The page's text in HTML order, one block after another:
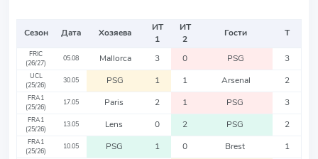
Сезон Дата Хозяева
ИТ
1
ИТ
2
Гости Т
FRIC
(26/27)
05.08 Mallorca 3 0 PSG 3
UCL
(25/26)
30.05 PSG 1 1 Arsenal 2
FRA1
(25/26)
17.05 Paris 2 1 PSG 3
FRA1
(25/26)
13.05 Lens 0 2 PSG 2
FRA1
(25/26)
10.05 PSG 1 0 Brest 1